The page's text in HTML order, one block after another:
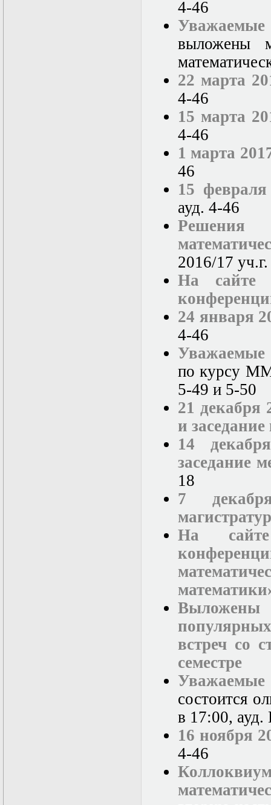
4-46
выложены
22 марта
4-46
15 марта
4-46
1 марта
46
15
ауд. 4-46
2016/17 уч.г.
На сайте
24 января
4-46
Уважаемые
по курсу
5-49 и 5-50
21 декабря
и
14
заседание
18
7
На
встреч со
семестре
Уважаемые
состоится
в 17:00,
16 ноября
4-46